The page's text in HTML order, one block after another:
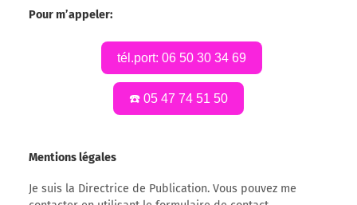
Pour m’appeler:
tél.port: 06 50 30 34 69
☎️ 05 47 74 51 50
Mentions légales
Je suis la Directrice de Publication. Vous pouvez me